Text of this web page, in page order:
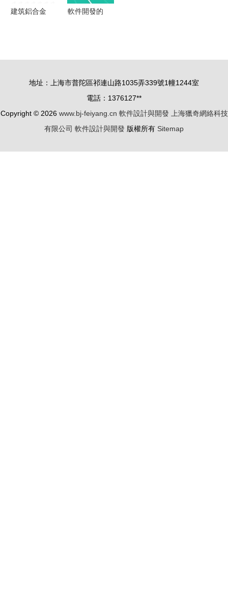
建筑鋁合金
軟件開發的
地址：上海市普陀區祁連山路1035弄339號1幢1244室
電話：1376127**
Copyright © 2026 www.bj-feiyang.cn 軟件設計與開發
上海獵奇網絡科技
有限公司 軟件設計與開發 版權所有 Sitemap